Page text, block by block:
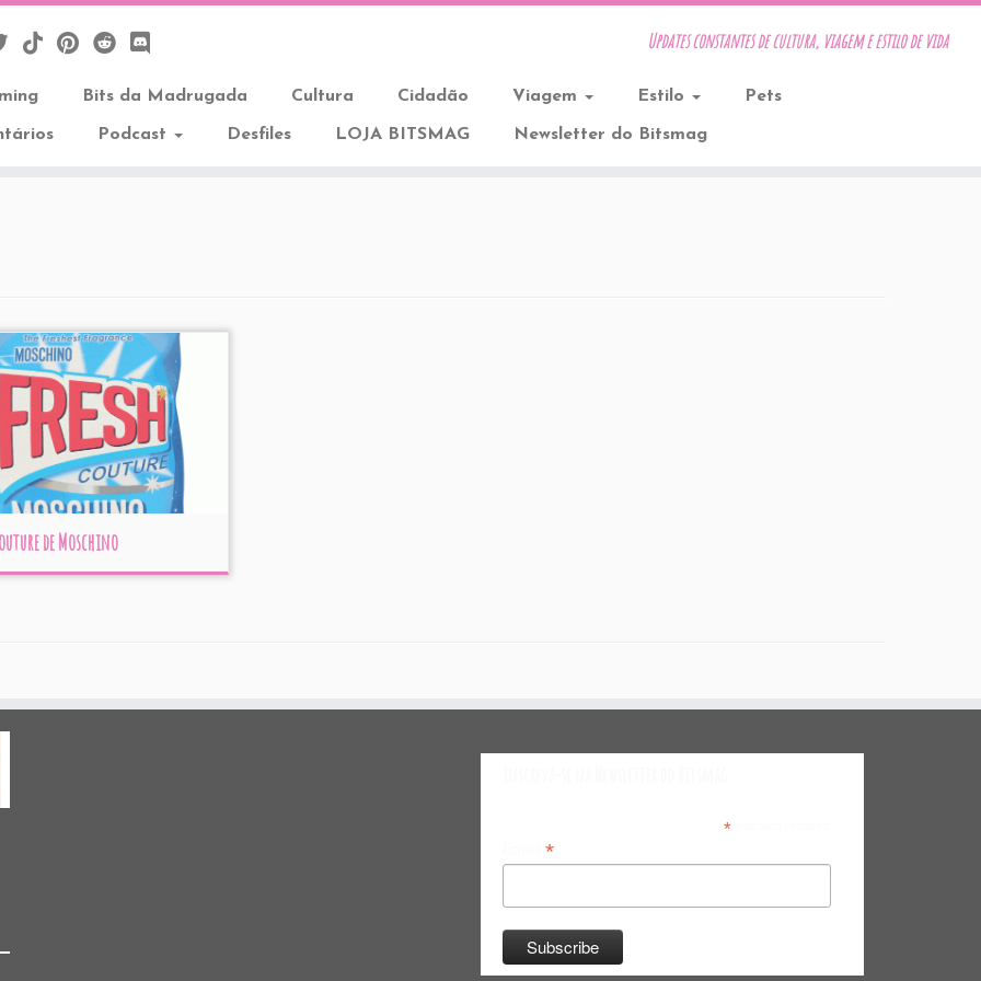
Updates constantes de cultura, viagem e estilo de vida
Bits da Madrugada Cultura Cidadão Viagem Estilo Pets
Podcast Desfiles LOJA BITSMAG Newsletter do Bitsmag
de Moschino
*indicates required
*